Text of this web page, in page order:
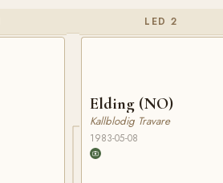
LED 2
Elding (NO)
Kallblodig Travare
1983-05-08